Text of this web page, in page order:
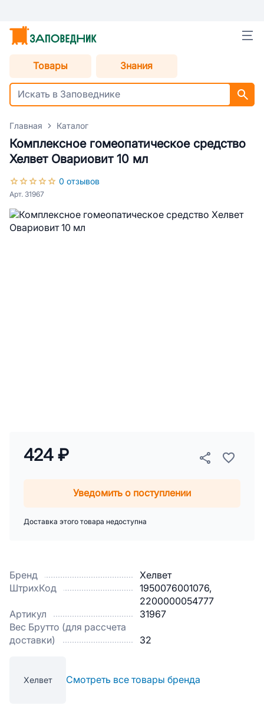
Товары Знания
Главная Каталог
Комплексное гомеопатическое средство
Хелвет Овариовит 10 мл
0 отзывов
Арт. 31967
Бренд
Хелвет
ШтрихКод
1950076001076,
2200000054777
Артикул
31967
Вес Брутто (для рассчета
доставки)
32
Хелвет Смотреть все товары бренда
424 ₽
Уведомить о поступлении
Доставка этого товара недоступна